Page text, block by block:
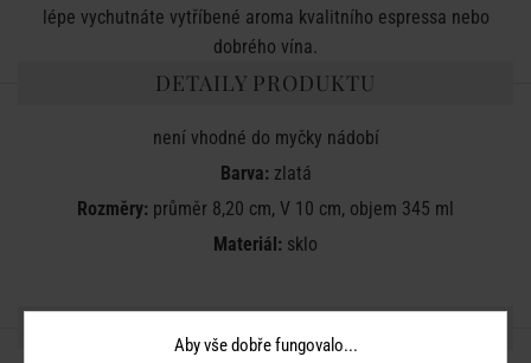
lépe vychutnáte vytříbené aroma kvalitního espressa nebo
dobrého vína.
DETAILY PRODUKTU
není vhodné do myčky nádobí
Barva:zlatá
Rozměry: průměr 8,20 cm, V 10 cm, objem 345 ml
Materiál: sklo
Aby vše dobře fungovalo...